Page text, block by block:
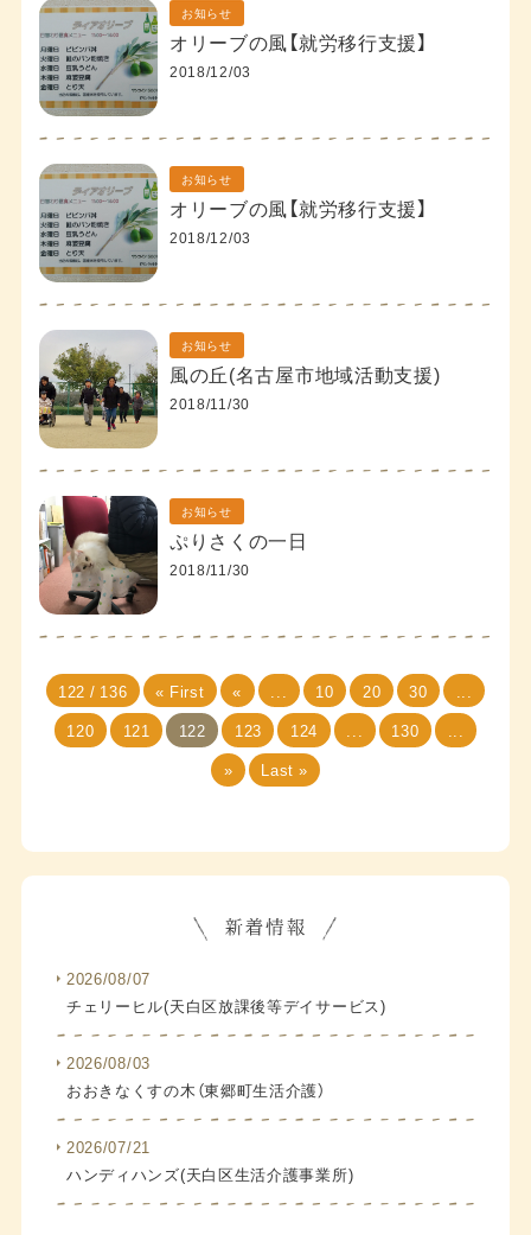
お知らせ
オリーブの風【就労移行支援】
2018/12/03
お知らせ
オリーブの風【就労移行支援】
2018/12/03
お知らせ
風の丘(名古屋市地域活動支援)
2018/11/30
お知らせ
ぷりさくの一日
2018/11/30
122 / 136 « First « 10 20 30
120
121 122 123 124 ... 130
...
»
Last »
2026/08/07
チェリーヒル(天白区放課後等デイサービス)
2026/08/03
おおきなくすの木（東郷町生活介護）
2026/07/21
ハンディハンズ(天白区生活介護事業所)